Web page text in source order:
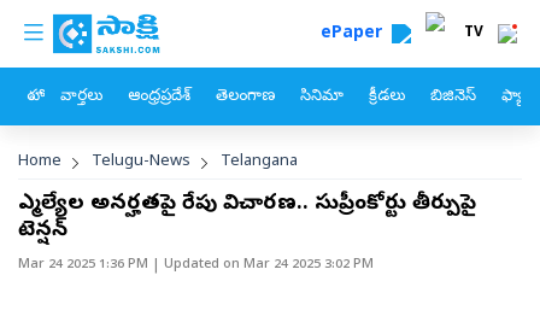
Skip to main content
custom menu ePaper TV
హోం వార్తలు ఆంధ్రప్రదేశ్ తెలంగాణ సినిమా క్రీడలు బిజినెస్
Breadcrumb
Home Telugu-News Telangana
ఎమ్మెల్యేల అనర్హతపై రేపు విచారణ.. సుప్రీంకోర్టు తీర్పుపై
టెన్షన్‌
Mar 24 2025 1:36 PM | Updated on Mar 24 2025 3:02 PM